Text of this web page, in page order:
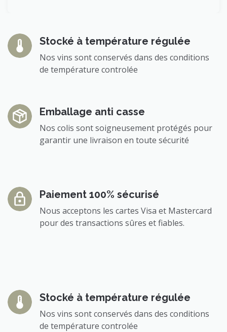
Stocké à température régulée
Nos vins sont conservés dans des conditions
de température controlée
Emballage anti casse
Nos colis sont soigneusement protégés pour
garantir une livraison en toute sécurité
Paiement 100% sécurisé
Nous acceptons les cartes Visa et Mastercard
pour des transactions sûres et fiables.
Stocké à température régulée
Nos vins sont conservés dans des conditions
de température controlée